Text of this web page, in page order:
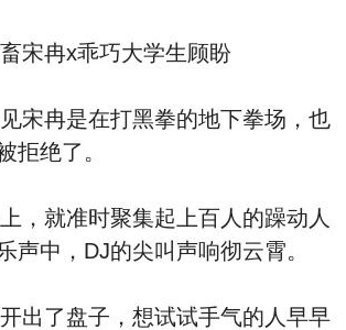
宋冉x乖巧大学生顾盼
宋冉是在打黑拳的地下拳场，也
拒绝了。
，就准时聚集起上百人的躁动人
声中，DJ的尖叫声响彻云霄。
出了盘子，想试试手气的人早早